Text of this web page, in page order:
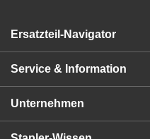
Ersatzteil-Navigator
Service & Information
Unternehmen